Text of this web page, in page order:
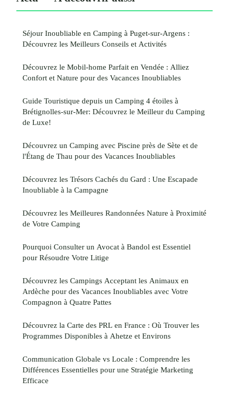
Séjour Inoubliable en Camping à Puget-sur-Argens :
Découvrez les Meilleurs Conseils et Activités
Découvrez le Mobil-home Parfait en Vendée : Alliez
Confort et Nature pour des Vacances Inoubliables
Guide Touristique depuis un Camping 4 étoiles à
Brétignolles-sur-Mer: Découvrez le Meilleur du Camping
de Luxe!
Découvrez un Camping avec Piscine près de Sète et de
l'Étang de Thau pour des Vacances Inoubliables
Découvrez les Trésors Cachés du Gard : Une Escapade
Inoubliable à la Campagne
Découvrez les Meilleures Randonnées Nature à Proximité
de Votre Camping
Pourquoi Consulter un Avocat à Bandol est Essentiel
pour Résoudre Votre Litige
Découvrez les Campings Acceptant les Animaux en
Ardèche pour des Vacances Inoubliables avec Votre
Compagnon à Quatre Pattes
Découvrez la Carte des PRL en France : Où Trouver les
Programmes Disponibles à Ahetze et Environs
Communication Globale vs Locale : Comprendre les
Différences Essentielles pour une Stratégie Marketing
Efficace